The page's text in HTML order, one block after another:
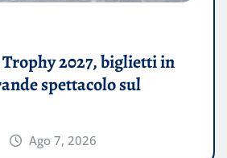
2027, biglietti in
spettacolo sul
Ago 7, 2026